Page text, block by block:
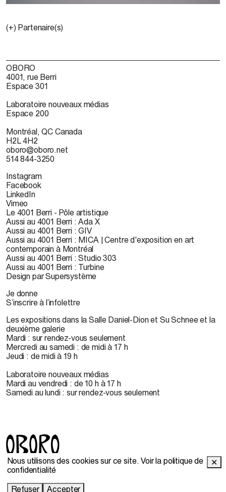
(+) Partenaire(s)
OBORO
4001, rue Berri
Espace 301
Laboratoire nouveaux médias
Espace 200
Montréal, QC Canada
H2L 4H2
oboro@oboro.net
514 844-3250
Instagram
Facebook
LinkedIn
Vimeo
Le 4001 Berri - Pôle artistique
Aussi au 4001 Berri : Ada X
Aussi au 4001 Berri : GIV
Aussi au 4001 Berri : MICA | Centre d'exposition en art
contemporain à Montréal
Aussi au 4001 Berri : Studio 303
Aussi au 4001 Berri : Turbine
Design par Supersystème
Je donne
S’inscrire à l’infolettre
Les expositions dans la Salle Daniel-Dion et Su Schnee et la
deuxième galerie
Mardi : sur rendez-vous seulement
Mercredi au samedi : de midi à 17 h
Jeudi : de midi à 19 h
Laboratoire nouveaux médias
Mardi au vendredi : de 10 h à 17 h
Samedi au lundi : sur rendez-vous seulement
© 2022 OBORO. Il est interdit de reproduire, télécharger,
contenus d'OBORO sans autorisation préalable.
Nous utilisons des cookies sur ce site. Voir la politique de
confidentialité
Accepter
Refuser
✕